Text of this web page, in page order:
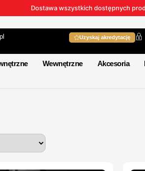
Dostawa wszystkich dostępnych
Uzyskaj akredytację
Wewnętrzne Akcesoria